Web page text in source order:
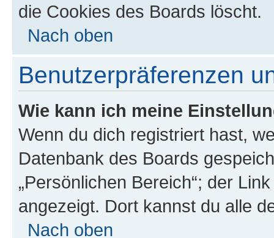
die Cookies des Boards löscht.
Nach oben
Benutzerpräferenzen
Wie kann ich meine
Wenn du dich registriert hast,
Datenbank des Boards
„Persönlichen Bereich“; der
angezeigt. Dort kannst du alle
Nach oben